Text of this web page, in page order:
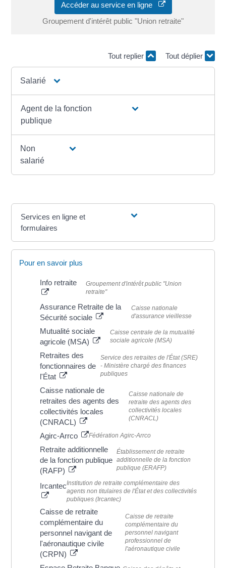
Accéder au service en ligne
Groupement d'intérêt public "Union retraite"
Tout replier Tout déplier
Salarié
Agent de la fonction
publique
Non
salarié
Services en ligne et
formulaires
Pour en savoir plus
Info retraite
Groupement d'intérêt public "Union
retraite"
Assurance Retraite de la
Sécurité sociale
Caisse nationale
d'assurance vieillesse
Mutualité sociale
agricole (MSA)
Caisse centrale de la mutualité
sociale agricole (MSA)
Retraites des
fonctionnaires de
l'État
Service des retraites de l'État (SRE)
- Ministère chargé des finances
publiques
Caisse nationale de
retraites des agents des
collectivités locales
(CNRACL)
Caisse nationale de
retraite des agents des
collectivités locales
(CNRACL)
Agirc-Arrco Fédération Agirc-Arrco
Retraite additionnelle
de la fonction publique
(RAFP)
Établissement de retraite
additionnelle de la fonction
publique (ERAFP)
IrcantecInstitution de retraite complémentaire des
agents non titulaires de l'État et des collectivités
publiques (Ircantec)
Caisse de retraite
complémentaire du
personnel navigant de
l'aéronautique civile
(CRPN)
Caisse de retraite
complémentaire du
personnel navigant
professionnel de
l'aéronautique civile